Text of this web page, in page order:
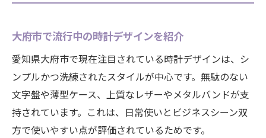
大府市で流行中の時計デザインを紹介
愛知県大府市で現在注目されている時計デザインは、シ
ンプルかつ洗練されたスタイルが中心です。無駄のない
文字盤や薄型ケース、上質なレザーやメタルバンドが支
持されています。これは、日常使いとビジネスシーン双
方で使いやすい点が評価されているためです。